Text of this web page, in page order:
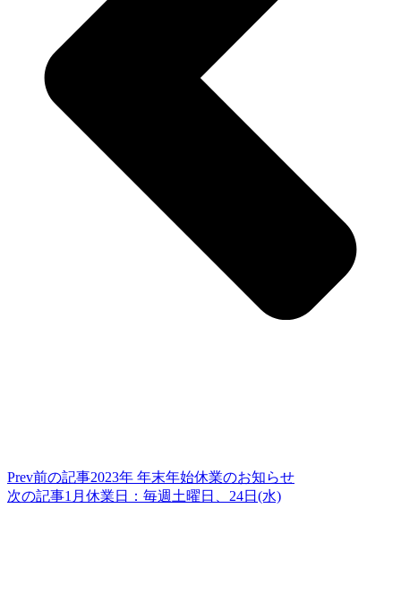
Prev前の記事2023年 年末年始休業のお知らせ
次の記事1月休業日：毎週土曜日、24日(水)